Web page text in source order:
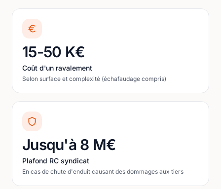
15-50 K€
Coût d'un ravalement
Selon surface et complexité (échafaudage compris)
Jusqu'à 8 M€
Plafond RC syndicat
En cas de chute d'enduit causant des dommages aux tiers